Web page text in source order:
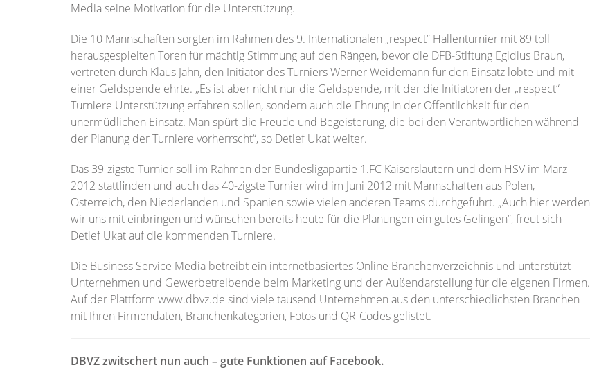
Media seine Motivation für die Unterstützung.
Die 10 Mannschaften sorgten im Rahmen des 9. Internationalen „respect“ Hallenturnier mit 89 toll
herausgespielten Toren für mächtig Stimmung auf den Rängen, bevor die DFB-Stiftung Egidius Braun,
vertreten durch Klaus Jahn, den Initiator des Turniers Werner Weidemann für den Einsatz lobte und mit
einer Geldspende ehrte. „Es ist aber nicht nur die Geldspende, mit der die Initiatoren der „respect“
Turniere Unterstützung erfahren sollen, sondern auch die Ehrung in der Öffentlichkeit für den
unermüdlichen Einsatz. Man spürt die Freude und Begeisterung, die bei den Verantwortlichen während
der Planung der Turniere vorherrscht“, so Detlef Ukat weiter.
Das 39-zigste Turnier soll im Rahmen der Bundesligapartie 1.FC Kaiserslautern und dem HSV im März
2012 stattfinden und auch das 40-zigste Turnier wird im Juni 2012 mit Mannschaften aus Polen,
Österreich, den Niederlanden und Spanien sowie vielen anderen Teams durchgeführt. „Auch hier werden
wir uns mit einbringen und wünschen bereits heute für die Planungen ein gutes Gelingen“, freut sich
Detlef Ukat auf die kommenden Turniere.
Die Business Service Media betreibt ein internetbasiertes Online Branchenverzeichnis und unterstützt
Unternehmen und Gewerbetreibende beim Marketing und der Außendarstellung für die eigenen Firmen.
Auf der Plattform www.dbvz.de sind viele tausend Unternehmen aus den unterschiedlichsten Branchen
mit Ihren Firmendaten, Branchenkategorien, Fotos und QR-Codes gelistet.
DBVZ zwitschert nun auch – gute Funktionen auf Facebook.